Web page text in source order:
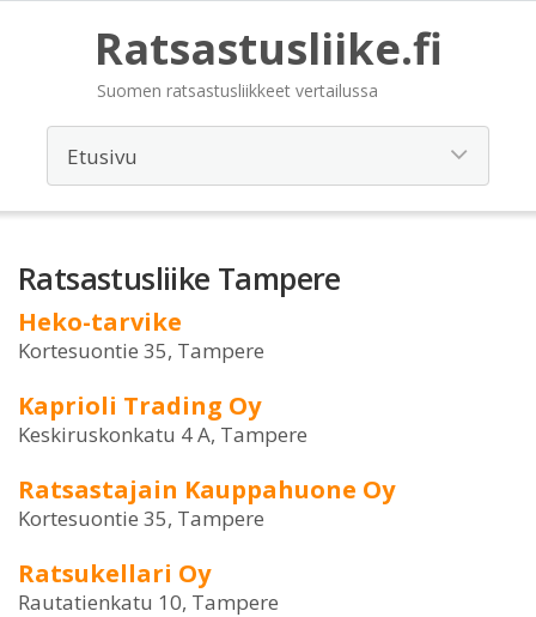
Ratsastusliike.fi
Suomen ratsastusliikkeet vertailussa
Ratsastusliike Tampere
Heko-tarvike
Kortesuontie 35, Tampere
Kaprioli Trading Oy
Keskiruskonkatu 4 A, Tampere
Ratsastajain Kauppahuone Oy
Kortesuontie 35, Tampere
Ratsukellari Oy
Rautatienkatu 10, Tampere